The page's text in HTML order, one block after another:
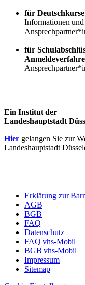
für Deutschkurse
Informationen
für
Ein Institut der
Landeshauptstadt
Hier gelangen Sie zur
Landeshauptstadt
Erklärung zur
AGB
BGB
FAQ
Datenschutz
FAQ vhs-Mobil
BGB vhs-Mobil
Impressum
Sitemap